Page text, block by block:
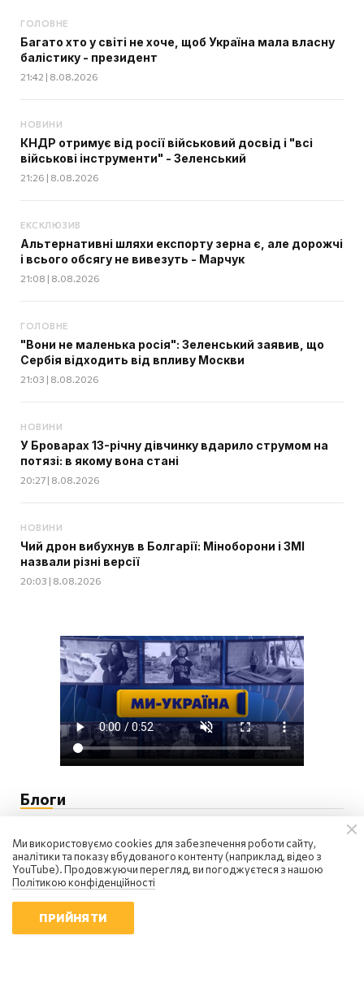
ГОЛОВНЕ
Багато хто у світі не хоче, щоб Україна мала власну
балістику - президент
21:42 | 8.08.2026
НОВИНИ
КНДР отримує від росії військовий досвід і "всі
військові інструменти" - Зеленський
21:26 | 8.08.2026
ЕКСКЛЮЗИВ
Альтернативні шляхи експорту зерна є, але дорожчі
і всього обсягу не вивезуть - Марчук
21:08 | 8.08.2026
ГОЛОВНЕ
"Вони не маленька росія": Зеленський заявив, що
Сербія відходить від впливу Москви
21:03 | 8.08.2026
НОВИНИ
У Броварах 13-річну дівчинку вдарило струмом на
потязі: в якому вона стані
20:27 | 8.08.2026
НОВИНИ
Чий дрон вибухнув в Болгарії: Міноборони і ЗМІ
назвали різні версії
20:03 | 8.08.2026
Блоги
Ми використовуємо cookies для забезпечення роботи сайту,
аналітики та показу вбудованого контенту (наприклад, відео з
YouTube). Продовжуючи перегляд, ви погоджуєтеся з нашою
Політикою конфіденційності
ПРИЙНЯТИ